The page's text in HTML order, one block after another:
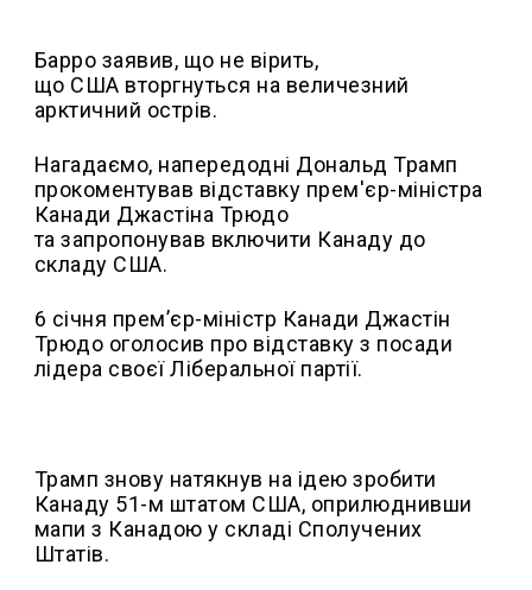
Барро заявив, що не вірить,
що США вторгнуться на величезний
арктичний острів.
Нагадаємо, напередодні Дональд Трамп
прокоментував відставку прем'єр-міністра
Канади Джастіна Трюдо
та запропонував включити Канаду до
складу США.
6 січня премʼєр-міністр Канади Джастін
Трюдо оголосив про відставку з посади
лідера своєї Ліберальної партії.
Трамп знову натякнув на ідею зробити
Канаду 51-м штатом США, оприлюднивши
мапи з Канадою у складі Сполучених
Штатів.